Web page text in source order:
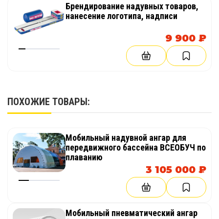
Защита от солнечных лучей.
Преимущества ангара для пейнтбола
производства «ТаймТриал»:
простота транспортировки;
Укомплектовать пневмоангар можно
современнымоборудованием для пейнтбола
производства «TimeTrial».
*** Цена указана за 1 кв. м.
Брендирование надувных товаров,
нанесение логотипа, надписи
9 900 ₽
ПОХОЖИЕ ТОВАРЫ:
Мобильный надувной ангар для
передвижного бассейна ВСЕОБУЧ по
плаванию
3 105 000 ₽
Мобильный пневматический ангар